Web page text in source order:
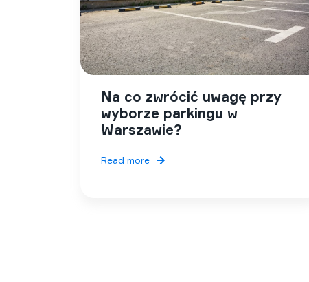
Na co zwrócić uwagę przy
wyborze parkingu w
Warszawie?
Read more